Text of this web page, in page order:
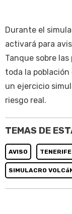
Durante el
activará para
Tanque sobre
toda la
un ejercicio
riesgo real.
TEMAS DE
AVISO TENERIFE
SIMULACRO